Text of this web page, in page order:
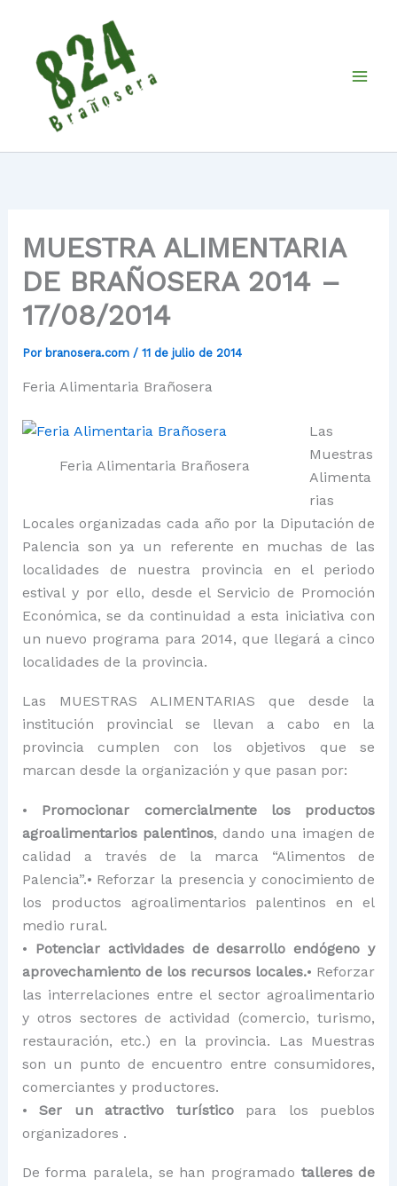
contenido
MUESTRA ALIMENTARIA
DE BRAÑOSERA 2014 –
17/08/2014
Por branosera.com / 11 de julio de 2014
Feria Alimentaria Brañosera
Feria Alimentaria Brañosera
Las
Muestras
Alimenta
rias
Locales organizadas cada año por la Diputación de
Palencia son ya un referente en muchas de las
localidades de nuestra provincia en el periodo
estival y por ello, desde el Servicio de Promoción
Económica, se da continuidad a esta iniciativa con
un nuevo programa para 2014, que llegará a cinco
localidades de la provincia.
Las MUESTRAS ALIMENTARIAS que desde la
institución provincial se llevan a cabo en la
provincia cumplen con los objetivos que se
marcan desde la organización y que pasan por:
• Promocionar comercialmente los productos
agroalimentarios palentinos, dando una imagen de
calidad a través de la marca “Alimentos de
Palencia”.• Reforzar la presencia y conocimiento de
los productos agroalimentarios palentinos en el
medio rural.
• Potenciar actividades de desarrollo endógeno y
aprovechamiento de los recursos locales.• Reforzar
las interrelaciones entre el sector agroalimentario
y otros sectores de actividad (comercio, turismo,
restauración, etc.) en la provincia. Las Muestras
son un punto de encuentro entre consumidores,
comerciantes y productores.
• Ser un atractivo turísticopara los pueblos
organizadores .
De forma paralela, se han programado talleres de